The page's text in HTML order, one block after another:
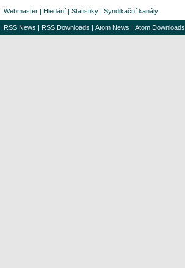
Webmaster | Hledání | Statistiky | Syndikační kanály
RSS News | RSS Downloads | Atom News | Atom Downloads